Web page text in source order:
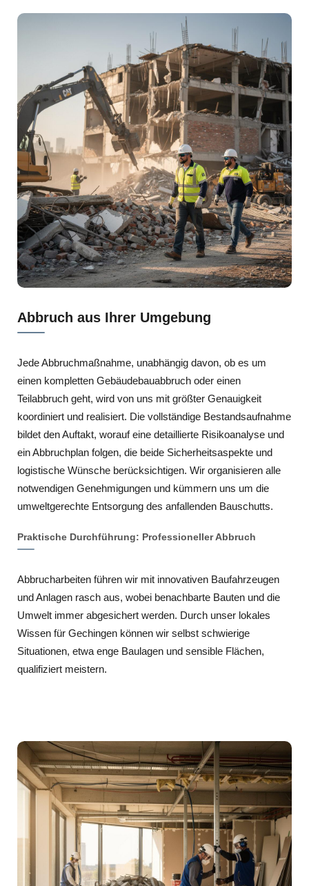
Abbruch aus Ihrer Umgebung
Jede Abbruchmaßnahme, unabhängig davon, ob es um
einen kompletten Gebäudebauabbruch oder einen
Teilabbruch geht, wird von uns mit größter Genauigkeit
koordiniert und realisiert. Die vollständige Bestandsaufnahme
bildet den Auftakt, worauf eine detaillierte Risikoanalyse und
ein Abbruchplan folgen, die beide Sicherheitsaspekte und
logistische Wünsche berücksichtigen. Wir organisieren alle
notwendigen Genehmigungen und kümmern uns um die
umweltgerechte Entsorgung des anfallenden Bauschutts.
Praktische Durchführung: Professioneller Abbruch
Abbrucharbeiten führen wir mit innovativen Baufahrzeugen
und Anlagen rasch aus, wobei benachbarte Bauten und die
Umwelt immer abgesichert werden. Durch unser lokales
Wissen für Gechingen können wir selbst schwierige
Situationen, etwa enge Baulagen und sensible Flächen,
qualifiziert meistern.